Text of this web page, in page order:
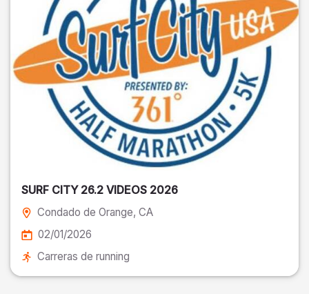
SURF CITY 26.2 VIDEOS 2026
Condado de Orange, CA
02/01/2026
Carreras de running